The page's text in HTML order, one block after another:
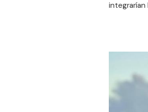
integrarían